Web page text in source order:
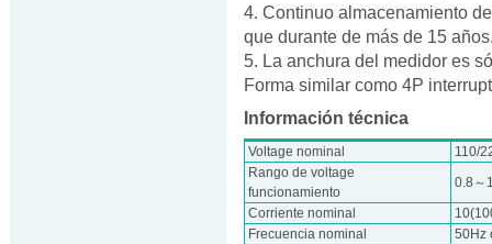
4. Continuo almacenamiento
que durante de más de 15
5. La anchura del medidor es
Forma similar como 4P
Información técnica
Voltage nominal
110/
Rango de voltage
funcionamiento
0.8～
Corriente nominal
Frecuencia nominal
50Hz